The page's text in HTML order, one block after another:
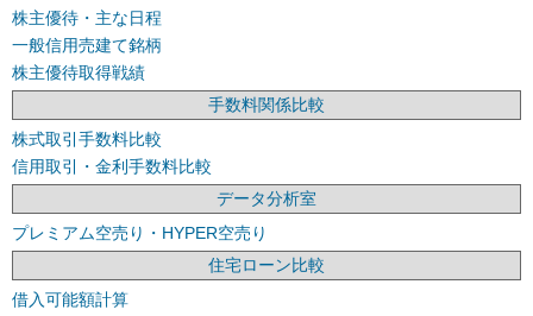
株主優待・主な日程
一般信用売建て銘柄
株主優待取得戦績
手数料関係比較
株式取引手数料比較
信用取引・金利手数料比較
データ分析室
プレミアム空売り・HYPER空売り
住宅ローン比較
借入可能額計算